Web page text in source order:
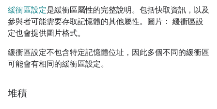
緩衝區設定是緩衝區屬性的完整說明。包括快取資訊，以及
參與者可能需要存取記憶體的其他屬性。圖片： 緩衝區設
定也會提供圖片格式。
緩衝區設定不包含特定記憶體位址，因此多個不同的緩衝區
可能會有相同的緩衝區設定。
堆積